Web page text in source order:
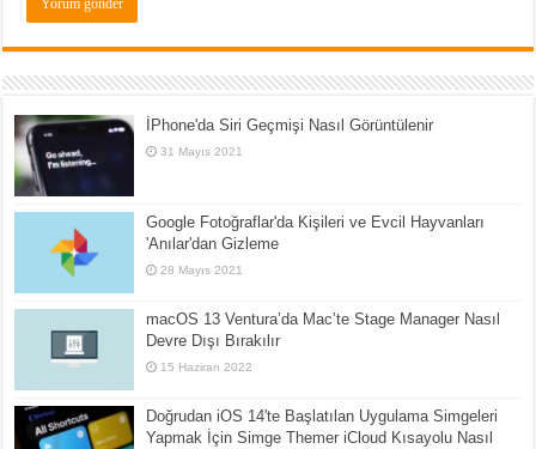
İPhone'da Siri Geçmişi Nasıl Görüntülenir
31 Mayıs 2021
Google Fotoğraflar'da Kişileri ve Evcil Hayvanları
'Anılar'dan Gizleme
28 Mayıs 2021
macOS 13 Ventura’da Mac’te Stage Manager Nasıl
Devre Dışı Bırakılır
15 Haziran 2022
Doğrudan iOS 14'te Başlatılan Uygulama Simgeleri
Yapmak İçin Simge Themer iCloud Kısayolu Nasıl